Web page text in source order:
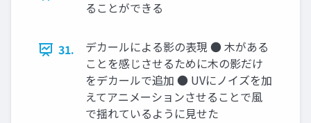
ることができる
31.
デカールによる影の表現 ● 木がある
ことを感じさせるために木の影だけ
をデカールで追加 ● UVにノイズを加
えてアニメーションさせることで風
で揺れているように見せた